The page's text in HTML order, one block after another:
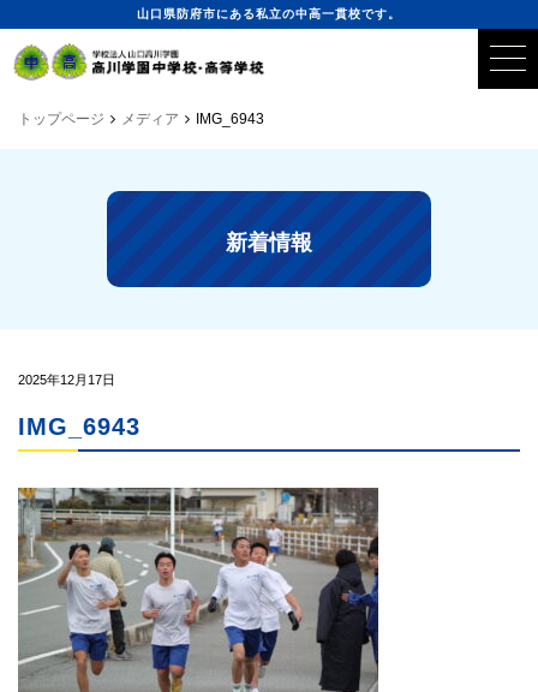
山口県防府市にある私立の中高一貫校です。
トップページ メディア IMG_6943
新着情報
2025年12月17日
IMG_6943